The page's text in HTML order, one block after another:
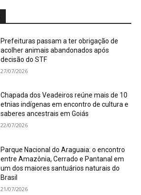
Prefeituras passam a ter obrigação de
acolher animais abandonados após
decisão do STF
27/07/2026
Chapada dos Veadeiros reúne mais de 10
etnias indígenas em encontro de cultura e
saberes ancestrais em Goiás
22/07/2026
Parque Nacional do Araguaia: o encontro
entre Amazônia, Cerrado e Pantanal em
um dos maiores santuários naturais do
Brasil
21/07/2026